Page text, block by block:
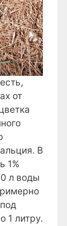
от
В
1%
л воды
1 литру.